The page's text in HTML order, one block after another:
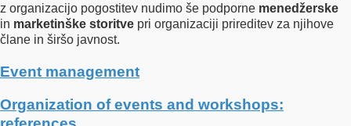
z organizacijo pogostitev nudimo še podporne menedžerske
in marketinške storitve pri organizaciji prireditev za njihove
člane in širšo javnost.
Event management
Organization of events and workshops: